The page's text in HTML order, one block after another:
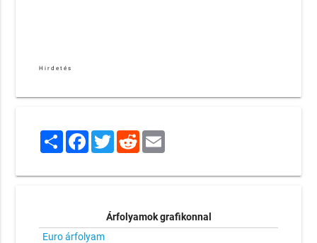
Hirdetés
ShareFacebook
TwitterRedditEmail
Árfolyamok grafikonnal
Euro árfolyam